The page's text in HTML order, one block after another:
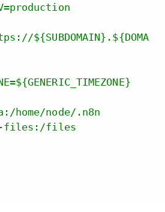
${SUBDOMAIN}.${DOMA
home/node/.n8n
files:/files